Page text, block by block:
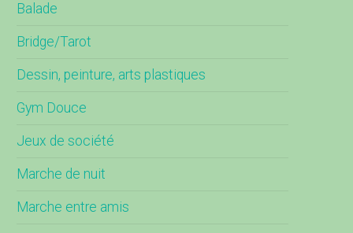
Balade
Bridge/Tarot
Dessin, peinture, arts plastiques
Gym Douce
Jeux de société
Marche de nuit
Marche entre amis